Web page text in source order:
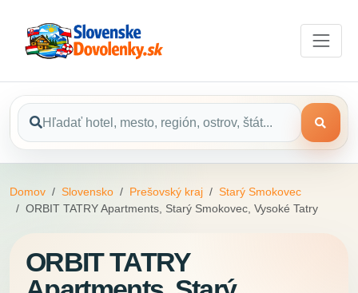
Domov Slovensko Prešovský kraj
Starý Smokovec
ORBIT TATRY Apartments, Starý Smokovec, Vysoké Tatry
ORBIT TATRY